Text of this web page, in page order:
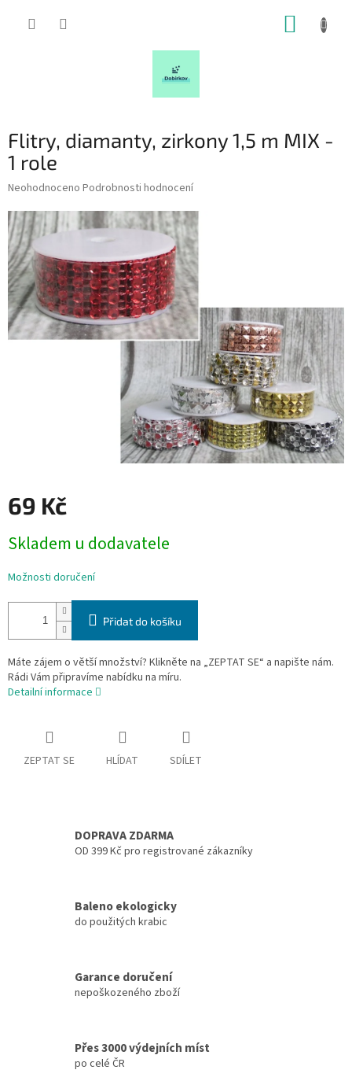
Flitry, diamanty, zirkony 1,5 m MIX -
1 role
Průměrné
produktu
je
0,0
z
5
hvězdiček.
Neohodnoceno Podrobnosti hodnocení
69 Kč
cena:
Skladem u dodavatele
Možnosti doručení
Přidat do košíku
Máte zájem o větší množství? Klikněte na „ZEPTAT SE“ a napište nám.
Rádi Vám připravíme nabídku na míru.
Detailní informace
ZEPTAT SE HLÍDAT SDÍLET
DOPRAVA ZDARMA
OD 399 Kč pro registrované zákazníky
Baleno ekologicky
do použitých krabic
Garance doručení
nepoškozeného zboží
Přes 3000 výdejních míst
po celé ČR